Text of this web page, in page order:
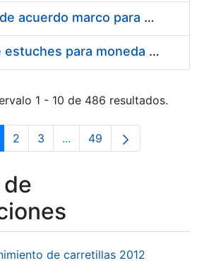
Contratación de acuerdo marco para el Suministro de Material de Electricidad para la Fábrica Nacional de Moneda y Timbre-Real Casa de la Moneda en su centro de trabajo de Burgos
Suministro de estuches para moneda de 30 €
1 - 10 de 486 resultados.
Página
2 Página
3 ...Páginas intermedias Use
Página
49
de carretillas 2012